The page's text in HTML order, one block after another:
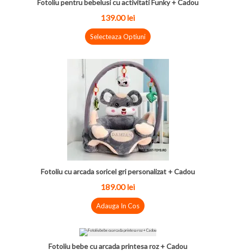
Fotoliu pentru bebelusi cu activitati Funky + Cadou
139.00 lei
Selecteaza Optiuni
Fotoliu cu arcada soricel gri personalizat + Cadou
189.00 lei
Adauga In Cos
Fotoliu bebe cu arcada printesa roz + Cadou